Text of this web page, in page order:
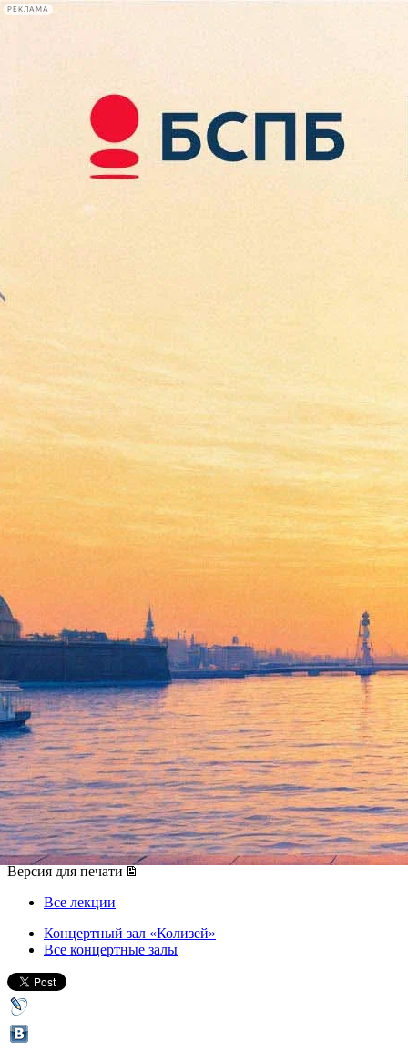
РЕКЛАМА
Сегодня:
2026.08.09
17:12
Афиша Plus
Поэтический моноспектакль
Максима Аверина «Все
начинается с любви»
15 февраля 2013, пятница,19.00
Версия для печати
Все лекции
Концертный зал «Колизей»
Все концертные залы